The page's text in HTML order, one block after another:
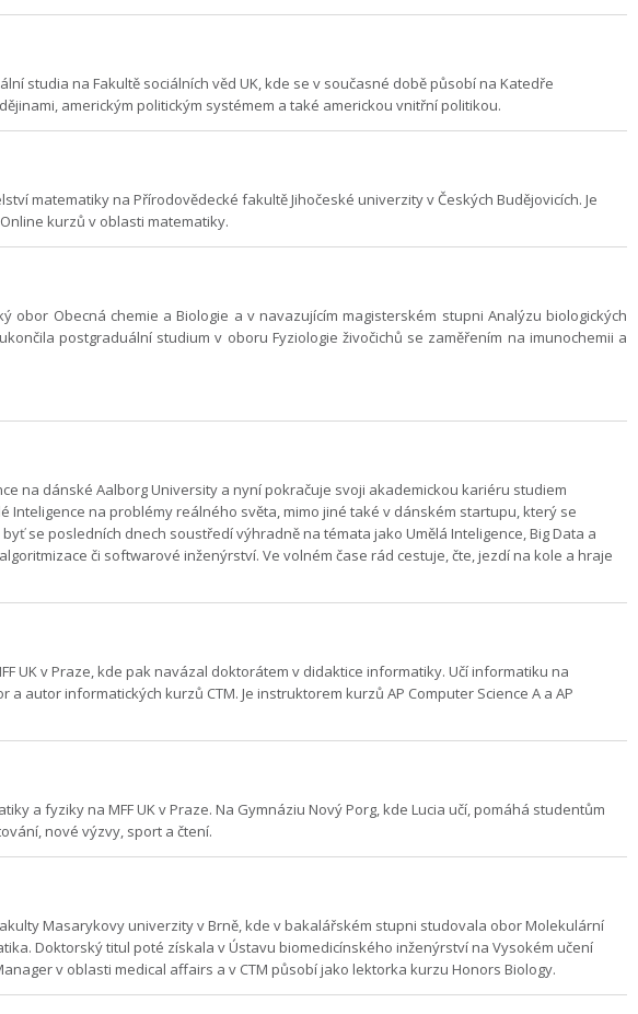
studia na Fakultě sociálních věd UK, kde se v současné době působí na Katedře
americkým politickým systémem a také americkou vnitřní politikou.
matematiky na Přírodovědecké fakultě Jihočeské univerzity v Českých Budějovicích. Je
kurzů v oblasti matematiky.
obor Obecná chemie a Biologie a v navazujícím magisterském stupni Analýzu biologických
postgraduální studium v oboru Fyziologie živočichů se zaměřením na imunochemii a
na dánské Aalborg University a nyní pokračuje svoji akademickou kariéru studiem
Inteligence na problémy reálného světa, mimo jiné také v dánském startupu, který se
se posledních dnech soustředí výhradně na témata jako Umělá Inteligence, Big Data a
či softwarové inženýrství. Ve volném čase rád cestuje, čte, jezdí na kole a hraje
UK v Praze, kde pak navázal doktorátem v didaktice informatiky. Učí informatiku na
autor informatických kurzů CTM. Je instruktorem kurzů AP Computer Science A a AP
a fyziky na MFF UK v Praze. Na Gymnáziu Nový Porg, kde Lucia učí, pomáhá studentům
nové výzvy, sport a čtení.
Masarykovy univerzity v Brně, kde v bakalářském stupni studovala obor Molekulární
Doktorský titul poté získala v Ústavu biomedicínského inženýrství na Vysokém učení
v oblasti medical affairs a v CTM působí jako lektorka kurzu Honors Biology.